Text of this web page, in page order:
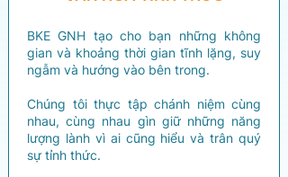
BKE GNH tạo cho bạn những không
gian và khoảng thời gian tĩnh lặng, suy
ngẫm và hướng vào bên trong.
Chúng tôi thực tập chánh niệm cùng
nhau, cùng nhau gìn giữ những năng
lượng lành vì ai cũng hiểu và trân quý
sự tỉnh thức.